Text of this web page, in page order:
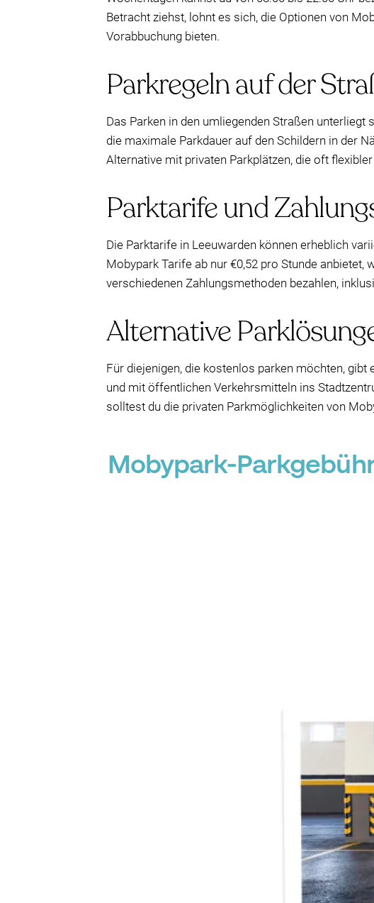
Betracht ziehst, lohnt es sich, die Optionen von
Vorabbuchung bieten.
Parkregeln auf der
Das Parken in den umliegenden Straßen
die maximale Parkdauer auf den Schildern in der
Alternative mit privaten Parkplätzen, die oft
Parktarife und
Die Parktarife in Leeuwarden können erheblich
Mobypark Tarife ab nur €0,52 pro Stunde
verschiedenen Zahlungsmethoden bezahlen,
Alternative
Für diejenigen, die kostenlos parken möchten,
und mit öffentlichen Verkehrsmitteln ins
solltest du die privaten Parkmöglichkeiten von
Mobypark-